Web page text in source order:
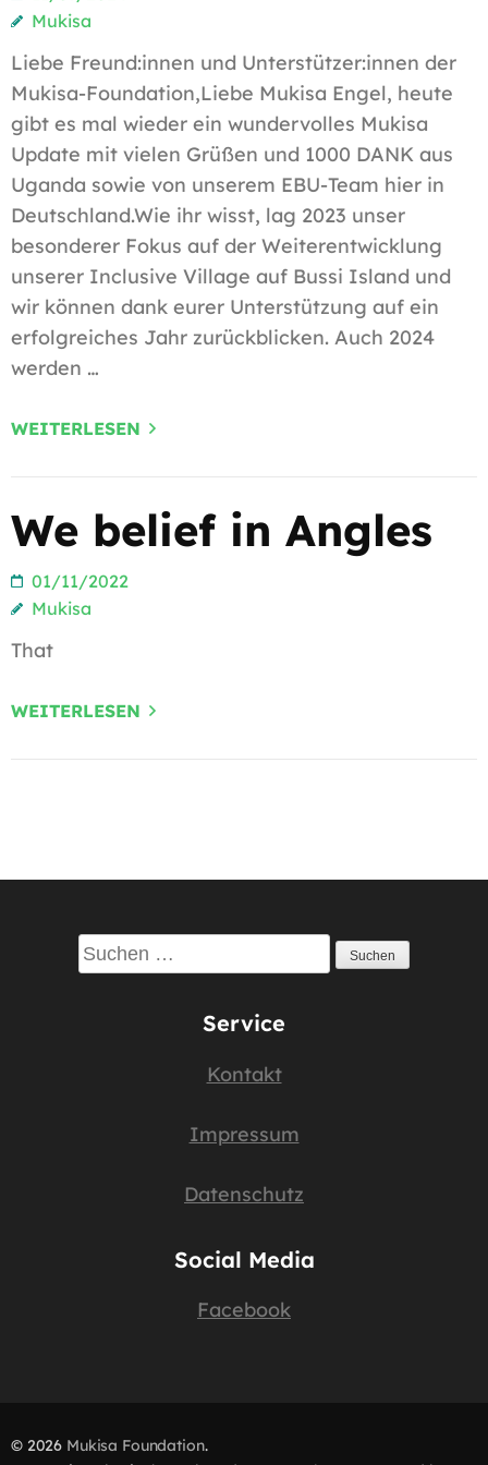
Mukisa
Liebe Freund:innen und Unterstützer:innen der
Mukisa-Foundation,Liebe Mukisa Engel, heute
gibt es mal wieder ein wundervolles Mukisa
Update mit vielen Grüßen und 1000 DANK aus
Uganda sowie von unserem EBU-Team hier in
Deutschland.Wie ihr wisst, lag 2023 unser
besonderer Fokus auf der Weiterentwicklung
unserer Inclusive Village auf Bussi Island und
wir können dank eurer Unterstützung auf ein
erfolgreiches Jahr zurückblicken. Auch 2024
werden …
WEITERLESEN
We belief in Angles
01/11/2022
Mukisa
That
WEITERLESEN
Suchen
nach:
Service
Kontakt
Impressum
Datenschutz
Social Media
Facebook
© 2026 Mukisa Foundation.